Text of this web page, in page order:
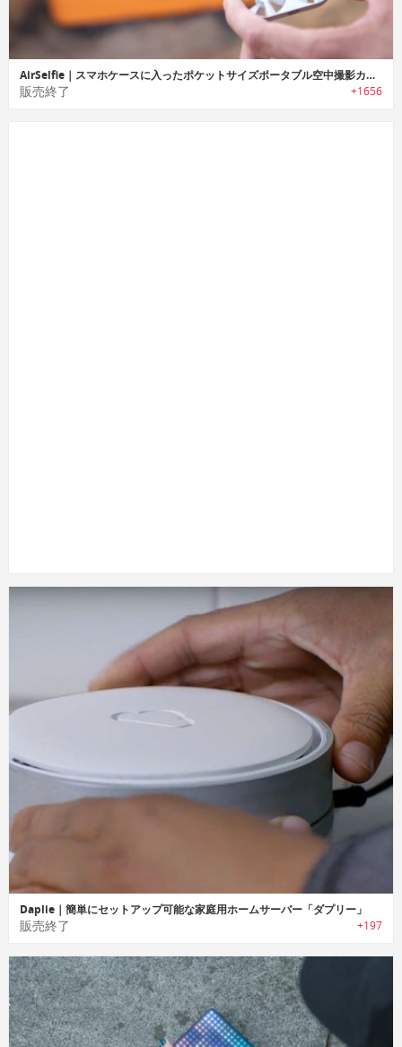
AirSelfie｜スマホケースに入ったポケットサイズポータブル空中撮影カメラ「エアセルフィー」
販売終了 +1656
Daplie｜簡単にセットアップ可能な家庭用ホームサーバー「ダプリー」
販売終了 +197